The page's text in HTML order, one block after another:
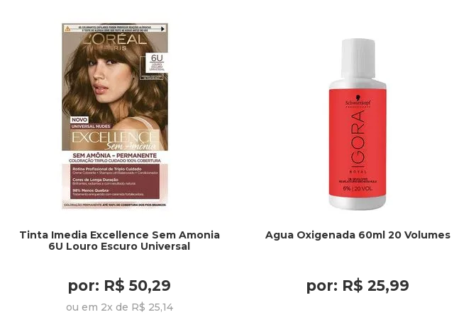
Tinta Imedia Excellence Sem Amonia
6U Louro Escuro Universal
por: R$ 50,29
ou em 2x de R$ 25,14
Agua Oxigenada 60ml 20 Volumes
por: R$ 25,99